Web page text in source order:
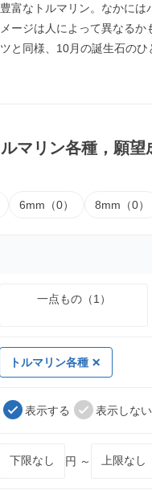
富なトルマリン。なかには
ージは人によって異なるか
と同様、10月の誕生石のひ
マリン各種，願望
6mm（0） 8mm（0）
一点もの（1）
トルマリン各種
表示する 表示しない
円 ～